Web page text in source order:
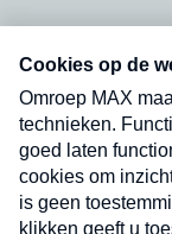
Neem hier een
nieuwsbrief.
uw mailbox.